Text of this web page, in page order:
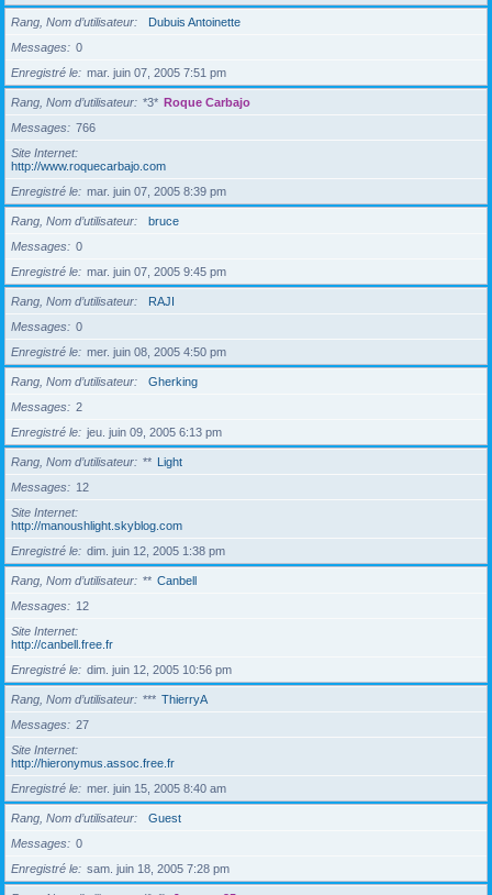
Rang, Nom d’utilisateur
Dubuis Antoinette
Messages
0
Enregistré le
mar. juin 07, 2005 7:51 pm
Rang, Nom d’utilisateur *3* Roque Carbajo
Messages
766
Site Internet
http://www.roquecarbajo.com
Enregistré le
mar. juin 07, 2005 8:39 pm
Rang, Nom d’utilisateur
bruce
Messages
0
Enregistré le
mar. juin 07, 2005 9:45 pm
Rang, Nom d’utilisateur
RAJI
Messages
0
Enregistré le
mer. juin 08, 2005 4:50 pm
Rang, Nom d’utilisateur
Gherking
Messages
2
Enregistré le
jeu. juin 09, 2005 6:13 pm
Rang, Nom d’utilisateur ** Light
Messages
12
Site Internet
http://manoushlight.skyblog.com
Enregistré le
dim. juin 12, 2005 1:38 pm
Rang, Nom d’utilisateur ** Canbell
Messages
12
Site Internet
http://canbell.free.fr
Enregistré le
dim. juin 12, 2005 10:56 pm
Rang, Nom d’utilisateur *** ThierryA
Messages
27
Site Internet
http://hieronymus.assoc.free.fr
Enregistré le
mer. juin 15, 2005 8:40 am
Rang, Nom d’utilisateur
Guest
Messages
0
Enregistré le
sam. juin 18, 2005 7:28 pm